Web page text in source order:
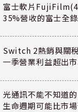
富士軟片
35%營收的富士全錄
Switch 2熱銷與關
一季營業利益超出
光通訊不能不知道
生命週期可能比市